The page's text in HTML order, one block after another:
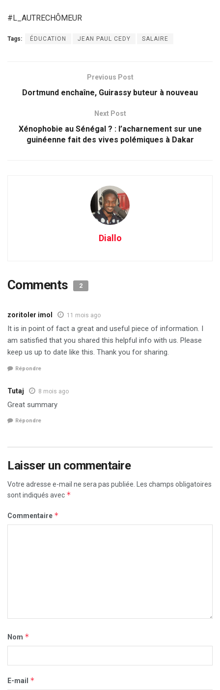
#L_AUTRECHÔMEUR
Tags: ÉDUCATION JEAN PAUL CEDY SALAIRE
Previous Post
Dortmund enchaîne, Guirassy buteur à nouveau
Next Post
Xénophobie au Sénégal ? : l’acharnement sur une
guinéenne fait des vives polémiques à Dakar
Diallo
Comments 2
zoritoler imol 11 mois ago
It is in point of fact a great and useful piece of information. I
am satisfied that you shared this helpful info with us. Please
keep us up to date like this. Thank you for sharing.
Répondre
Tutaj 8 mois ago
Great summary
Répondre
Laisser un commentaire
Votre adresse e-mail ne sera pas publiée.
Les champs obligatoires
sont indiqués avec *
Commentaire *
Nom *
E-mail *